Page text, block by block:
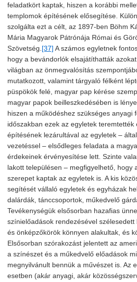
feladatkört kaptak, hiszen a korábbi
templomok építésének elősegítése.
szolgálta ezt a célt, az 1897-ben Böhm
Mária Magyarok Pátrónája Római és
Szövetség.[37] A számos egyletnek
hogy a bevándorlók elsajátíthatták
világban az önmegvalósítás
mutatkozott, valamint tárgyaló félként
püspökök felé, magyar pap kérése
magyar papok beilleszkedésében is
hiszen a működéshez szükséges anyagi
időszakban ezek az egyletek teremtették
építésének lezárultával az egyletek –
vezetéssel – elsődleges feladata a
érdekeinek érvényesítése lett. Szinte
lakott településen – megfigyelhető, hogy
szerepet kaptak az egyletek is. A kis
segítését vállaló egyletek és egyházak
dalárdák, tánccsoportok, műkedvelő
Tevékenységük elsősorban hazafias
színielőadások rendezésével szélesedett
és önképzőkörök könnyen alakultak, és
Elsősorban szórakozást jelentett az
a színészet és a műkedvelő előadások
megnyilvánult bennük a művészet is. Az
esetben (akár anyagi, akár